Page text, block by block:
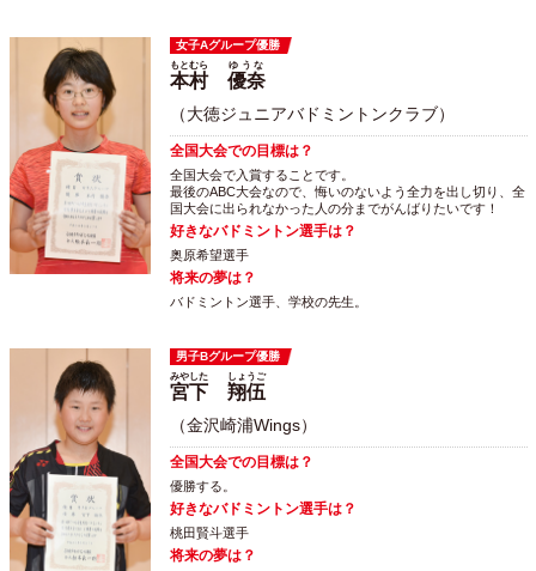
女子Aグループ優勝
本村
もとむら
優奈
ゆうな
（大徳ジュニアバドミントンクラブ）
全国大会での目標は？
全国大会で入賞することです。
最後のABC大会なので、悔いのないよう全力を出し切り、全
国大会に出られなかった人の分までがんばりたいです！
好きなバドミントン選手は？
奥原希望選手
将来の夢は？
バドミントン選手、学校の先生。
男子Bグループ優勝
宮下
みやした
翔伍
しょうご
（金沢崎浦Wings）
全国大会での目標は？
優勝する。
好きなバドミントン選手は？
桃田賢斗選手
将来の夢は？